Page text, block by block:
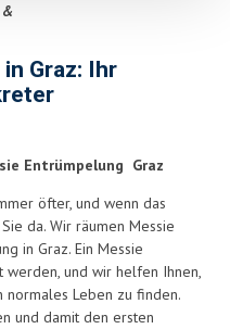
Graz: Ihr
Entrümpelung Graz
öfter, und wenn das
da. Wir räumen Messie
in Graz. Ein Messie
und wir helfen Ihnen,
normales Leben zu finden.
und damit den ersten